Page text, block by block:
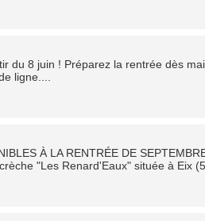
du 8 juin ! Préparez la rentrée dès
ligne....
À LA RENTRÉE DE
"Les Renard'Eaux" située à Eix